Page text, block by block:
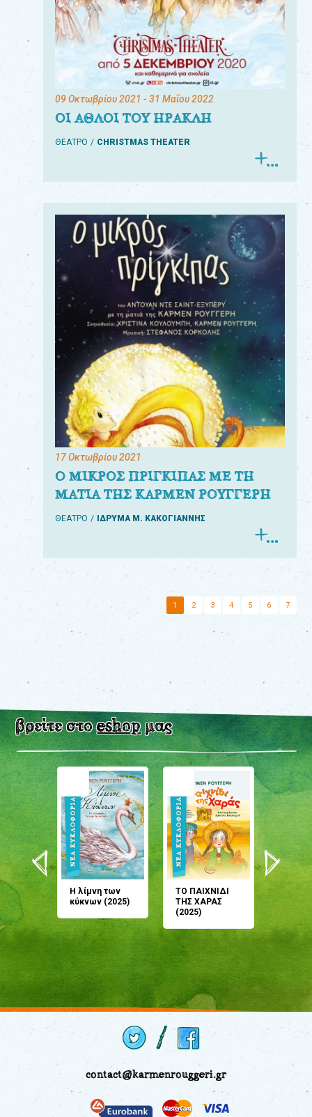
09 Οκτωβρίου 2021 - 31 Μαΐου 2022
ΟΙ ΑΘΛΟΙ ΤΟΥ ΗΡΑΚΛΗ
ΘΕΑΤΡΟ CHRISTMAS THEATER
17 Οκτωβρίου 2021
Ο ΜΙΚΡΟΣ ΠΡΙΓΚΙΠΑΣ ΜΕ ΤΗ
ΜΑΤΙΑ ΤΗΣ ΚΑΡΜΕΝ ΡΟΥΓΓΕΡΗ
ΘΕΑΤΡΟ ΙΔΡΥΜΑ Μ. ΚΑΚΟΓΙΑΝΝΗΣ
1 2 3 4 5 6 7
βρείτε στοeshopμας
Η λίμνη των
κύκνων (2025)
ΤΟ ΠΑΙΧΝΙΔΙ
ΤΗΣ ΧΑΡΑΣ
(2025)
μου;
(2024)
contact@karmenrouggeri.gr